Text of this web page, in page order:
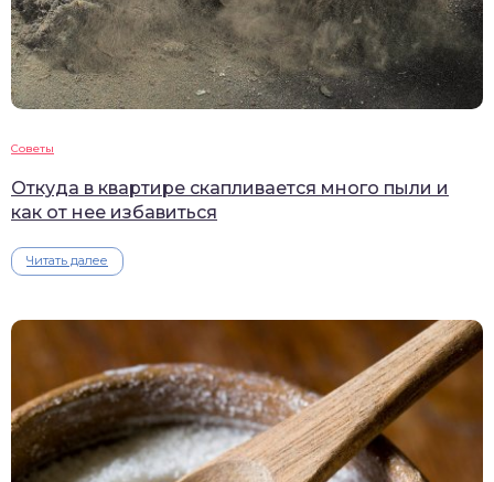
Советы
Откуда в квартире скапливается много пыли и
как от нее избавиться
Читать далее